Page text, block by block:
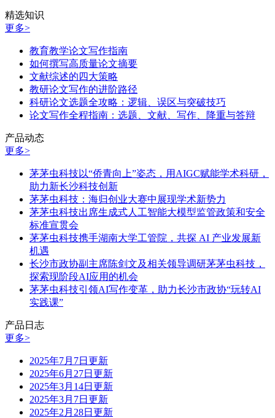
精选知识
更多>
教育教学论文写作指南
如何撰写高质量论文摘要
文献综述的四大策略
教研论文写作的进阶路径
科研论文选题全攻略：逻辑、误区与突破技巧
论文写作全程指南：选题、文献、写作、降重与答辩
产品动态
更多>
茅茅虫科技以“侨青向上”姿态，用AIGC赋能学术科研，
助力新长沙科技创新
茅茅虫科技：海归创业大赛中展现学术新势力
茅茅虫科技出席生成式人工智能大模型监管政策和安全
标准宣贯会
茅茅虫科技携手湖南大学工管院，共探 AI 产业发展新
机遇
长沙市政协副主席陈剑文及相关领导调研茅茅虫科技，
探索现阶段AI应用的机会
茅茅虫科技引领AI写作变革，助力长沙市政协“玩转AI
实践课”
产品日志
更多>
2025年7月7日更新
2025年6月27日更新
2025年3月14日更新
2025年3月7日更新
2025年2月28日更新